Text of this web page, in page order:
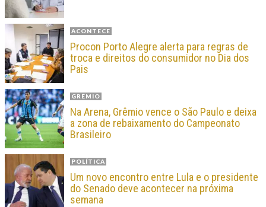
ACONTECE
Procon Porto Alegre alerta para regras de
troca e direitos do consumidor no Dia dos
Pais
GRÊMIO
Na Arena, Grêmio vence o São Paulo e deixa
a zona de rebaixamento do Campeonato
Brasileiro
POLÍTICA
Um novo encontro entre Lula e o presidente
do Senado deve acontecer na próxima
semana